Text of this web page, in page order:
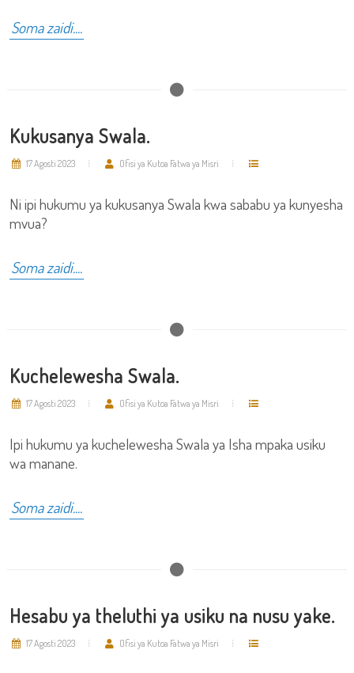
Soma zaidi....
Kukusanya Swala.
17 Agosti 2023 Ofisi ya Kutoa Fatwa ya Misri
Ni ipi hukumu ya kukusanya Swala kwa sababu ya kunyesha
mvua?
Soma zaidi....
Kuchelewesha Swala.
17 Agosti 2023 Ofisi ya Kutoa Fatwa ya Misri
Ipi hukumu ya kuchelewesha Swala ya Isha mpaka usiku
wa manane.
Soma zaidi....
Hesabu ya theluthi ya usiku na nusu yake.
17 Agosti 2023 Ofisi ya Kutoa Fatwa ya Misri